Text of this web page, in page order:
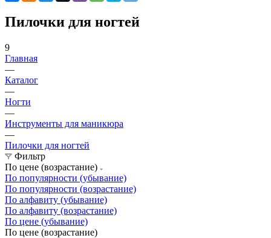
Пилочки для ногтей
9
Главная
—
Каталог
—
Ногти
—
Инструменты для маникюра
—
Пилочки для ногтей
Фильтр
По цене (возрастание)
По популярности (убывание)
По популярности (возрастание)
По алфавиту (убывание)
По алфавиту (возрастание)
По цене (убывание)
По цене (возрастание)